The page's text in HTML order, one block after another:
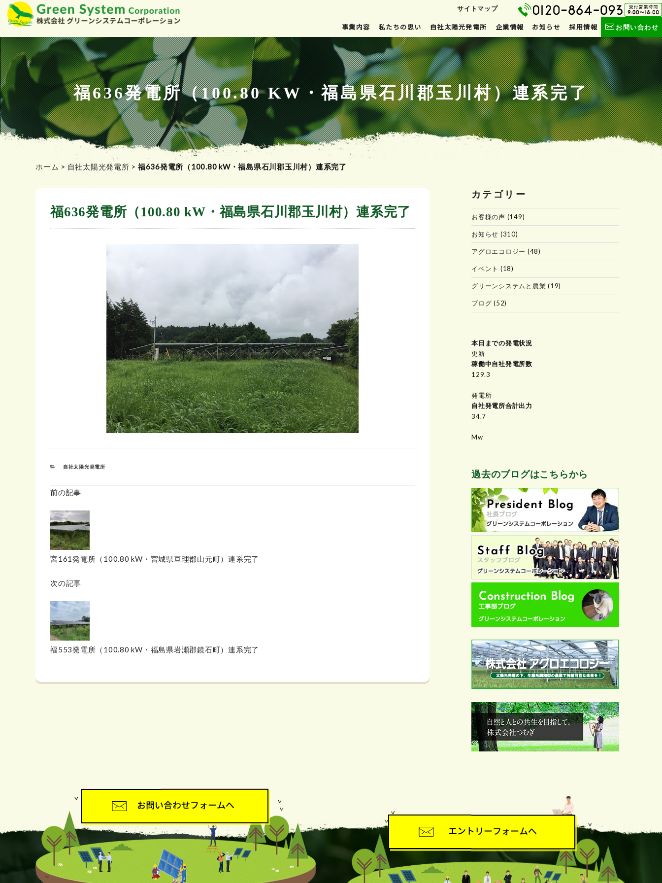
ン
テ
ン
ツ
へ
ス
キ
ッ
プ
サイトマップ
事業内容 私たちの思い 自社太陽光発電所 企業情報 お知らせ 採用情報 お問い合わせ
福636発電所（100.80 KW・福島県石川郡玉川村）連系完了
ホーム > 自社太陽光発電所 > 福636発電所（100.80 kW・福島県石川郡玉川村）連系完了
福636発電所（100.80 kW・福島県石川郡玉川村）連系完了
カ
リ
ー
自社太陽光発電所
前の記事
宮161発電所（100.80 kW・宮城県亘理郡山元町）連系完了
次の記事
福553発電所（100.80 kW・福島県岩瀬郡鏡石町）連系完了
カテゴリー
お客様の声 (149)
お知らせ (310)
アグロエコロジー (48)
イベント (18)
グリーンシステムと農業 (19)
ブログ (52)
本日までの発電状況
更新
稼働中自社発電所数
149.7
発電所
自社発電所合計出力
34.7
Mw
過去のブログはこちらから